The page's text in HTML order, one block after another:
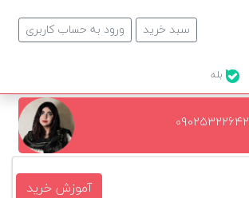
ورود به حساب کاربری سبد خرید
۰۹۰۲۵۳۲۲۶۴۲
آموزش خرید